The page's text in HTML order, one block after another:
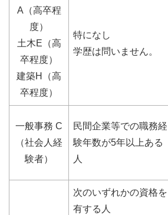
A（高卒程
度）
土木E（高
卒程度）
建築H（高
卒程度）
特になし
学歴は問いません。
一般事務 C
（社会人経
験者）
民間企業等での職務経
験年数が5年以上ある
人
次のいずれかの資格を
有する人